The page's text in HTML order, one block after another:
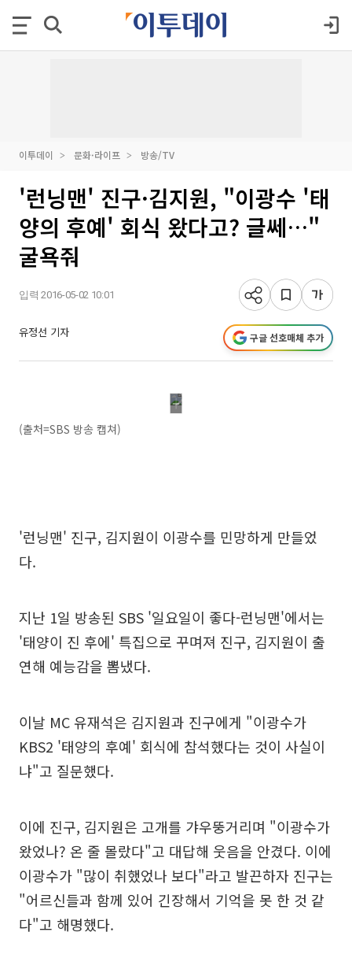
이투데이 문화·라이프 방송/TV
'런닝맨' 진구·김지원, "이광수 '태
양의 후예' 회식 왔다고? 글쎄…"
굴욕줘
입력 2016-05-02 10:01
유정선 기자 구글 선호매체 추가
(출처=SBS 방송 캡쳐)
'런닝맨' 진구, 김지원이 이광수를 민망하게 만들었
다.
지난 1일 방송된 SBS '일요일이 좋다-런닝맨'에서는
'태양이 진 후에' 특집으로 꾸며져 진구, 김지원이 출
연해 예능감을 뽐냈다.
이날 MC 유재석은 김지원과 진구에게 "이광수가
KBS2 '태양의 후예' 회식에 참석했다는 것이 사실이
냐"고 질문했다.
이에 진구, 김지원은 고개를 갸우뚱거리며 "이광수가
왔었나? 온 줄 몰랐다"고 대답해 웃음을 안겼다. 이에
이광수가 "많이 취했었나 보다"라고 발끈하자 진구는
"어르신들과 함께 있어 긴장해서 기억을 못 한 것 같
다"고 해명했다.